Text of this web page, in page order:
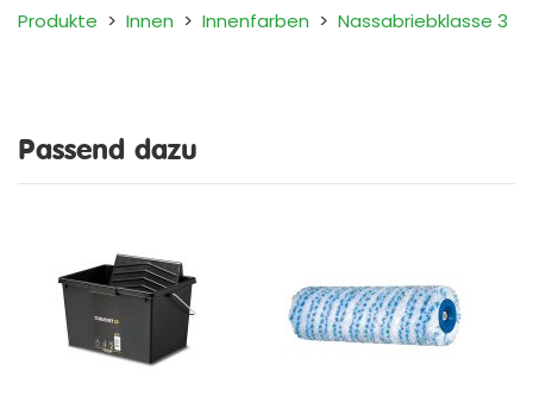
Produkte > Innen > Innenfarben > Nassabriebklasse 3
Passend dazu